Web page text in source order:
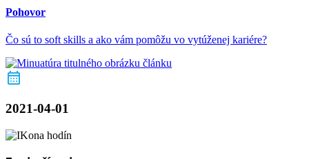
Pohovor
Čo sú to soft skills a ako vám pomôžu vo vytúženej kariére?
2021-04-01